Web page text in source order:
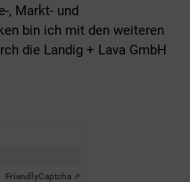
, Markt- und
bin ich mit den weiteren
die Landig + Lava GmbH
FriendlyCaptcha ⇗